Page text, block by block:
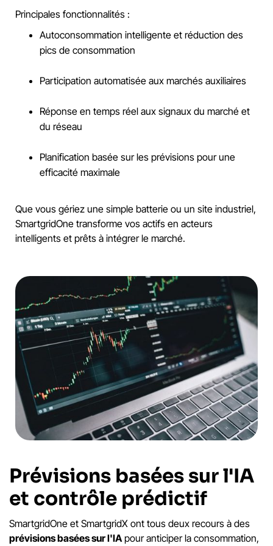
Principales fonctionnalités :
Autoconsommation intelligente et réduction des
pics de consommation
Participation automatisée aux marchés auxiliaires
Réponse en temps réel aux signaux du marché et
du réseau
Planification basée sur les prévisions pour une
efficacité maximale
Que vous gériez une simple batterie ou un site industriel,
SmartgridOne transforme vos actifs en acteurs
intelligents et prêts à intégrer le marché.
Prévisions basées sur l'IA
et contrôle prédictif
SmartgridOne et SmartgridX ont tous deux recours à des
prévisions basées sur l'IApour anticiper la consommation,